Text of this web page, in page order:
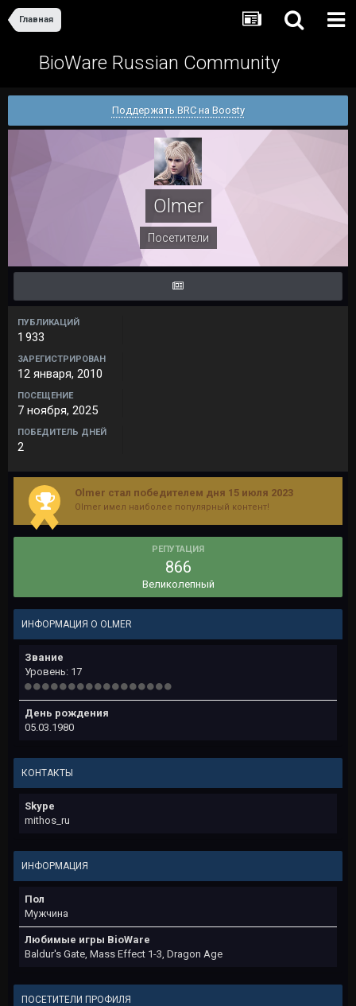
Главная
BioWare Russian Community
Поддержать BRC на Boosty
Olmer
Посетители
ПУБЛИКАЦИЙ
1 933
ЗАРЕГИСТРИРОВАН
12 января, 2010
ПОСЕЩЕНИЕ
7 ноября, 2025
ПОБЕДИТЕЛЬ ДНЕЙ
2
Olmer стал победителем дня 15 июля 2023
Olmer имел наиболее популярный контент!
РЕПУТАЦИЯ
866
Великолепный
ИНФОРМАЦИЯ О OLMER
Звание
Уровень: 17
День рождения
05.03.1980
КОНТАКТЫ
Skype
mithos_ru
ИНФОРМАЦИЯ
Пол
Мужчина
Любимые игры BioWare
Baldur's Gate, Mass Effect 1-3, Dragon Age
ПОСЕТИТЕЛИ ПРОФИЛЯ